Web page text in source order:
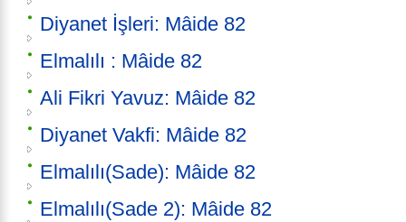
Diyanet İşleri: Mâide 82
Elmalılı : Mâide 82
Ali Fikri Yavuz: Mâide 82
Diyanet Vakfi: Mâide 82
Elmalılı(Sade): Mâide 82
Elmalılı(Sade 2): Mâide 82